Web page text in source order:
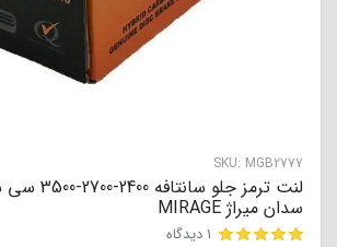
SKU: MGB2777
لنت ترمز
سدان میراژ MIRAGE
1 دیدگاه